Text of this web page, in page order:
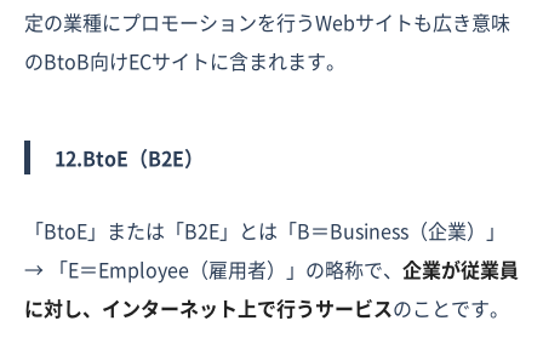
定の業種にプロモーションを行うWebサイトも広き意味
のBtoB向けECサイトに含まれます。
12.BtoE（B2E）
「BtoE」または「B2E」とは「B＝Business（企業）」
→ 「E＝Employee（雇用者）」の略称で、 企業が従業員
に対し、インターネット上で行うサービスのことです。